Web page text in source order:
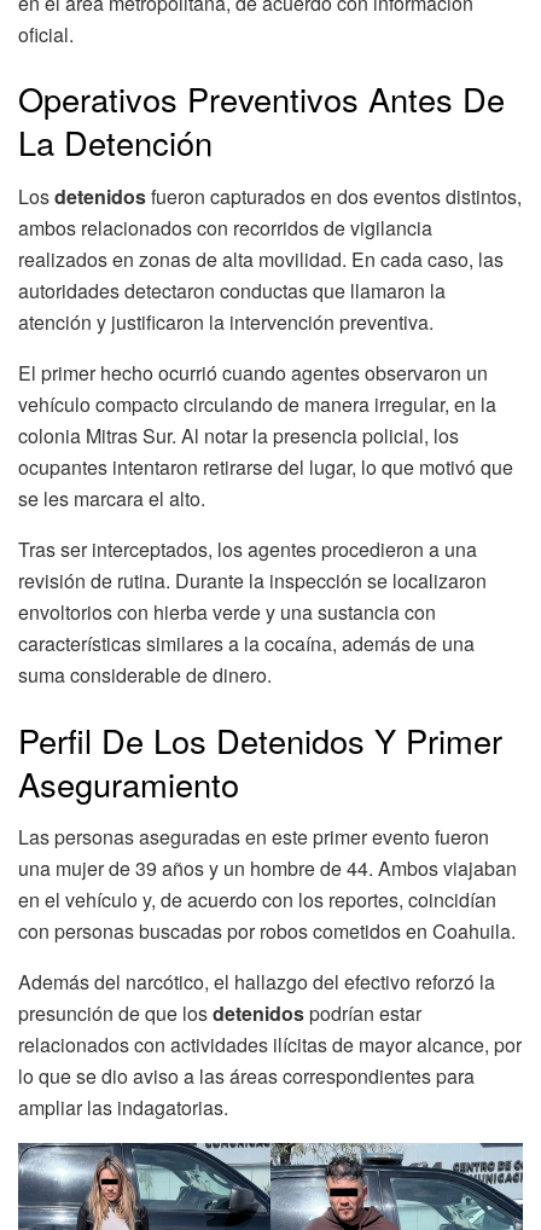
oficial.
Operativos Preventivos Antes De
La Detención
Losdetenidosfueron capturados en dos eventos distintos,
ambos relacionados con recorridos de vigilancia
realizados en zonas de alta movilidad. En cada caso, las
autoridades detectaron conductas que llamaron la
atención y justificaron la intervención preventiva.
El primer hecho ocurrió cuando agentes observaron un
vehículo compacto circulando de manera irregular, en la
colonia Mitras Sur. Al notar la presencia policial, los
ocupantes intentaron retirarse del lugar, lo que motivó que
se les marcara el alto.
Tras ser interceptados, los agentes procedieron a una
revisión de rutina. Durante la inspección se localizaron
envoltorios con hierba verde y una sustancia con
características similares a la cocaína, además de una
suma considerable de dinero.
Perfil De Los Detenidos Y Primer
Aseguramiento
Las personas aseguradas en este primer evento fueron
una mujer de 39 años y un hombre de 44. Ambos viajaban
en el vehículo y, de acuerdo con los reportes, coincidían
con personas buscadas por robos cometidos en Coahuila.
Además del narcótico, el hallazgo del efectivo reforzó la
presunción de que losdetenidospodrían estar
relacionados con actividades ilícitas de mayor alcance, por
lo que se dio aviso a las áreas correspondientes para
ampliar las indagatorias.